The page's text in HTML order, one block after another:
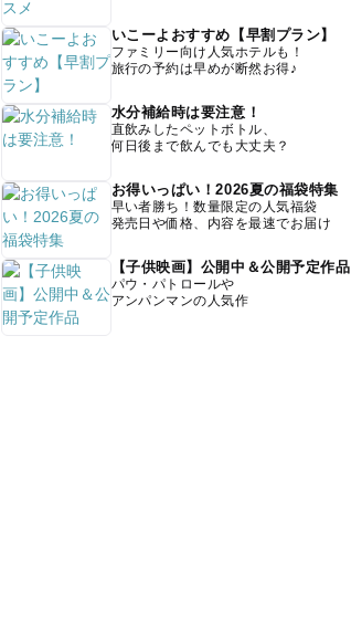
いこーよおすすめ【早割プラン】
ファミリー向け人気ホテルも！
旅行の予約は早めが断然お得♪
水分補給時は要注意！
直飲みしたペットボトル、
何日後まで飲んでも大丈夫？
お得いっぱい！2026夏の福袋特集
早い者勝ち！数量限定の人気福袋
発売日や価格、内容を最速でお届け
【子供映画】公開中＆公開予定作品
パウ・パトロールや
アンパンマンの人気作